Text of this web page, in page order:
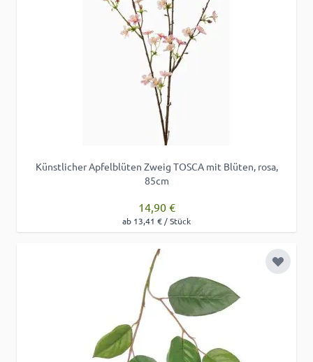
Künstlicher Apfelblüten Zweig TOSCA mit Blüten, rosa,
85cm
14,90 €
ab 13,41 € / Stück
Zur